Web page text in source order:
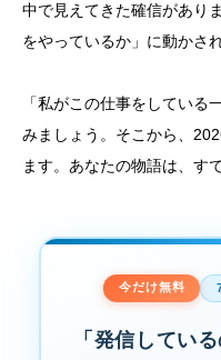
中で見えてきた確信があり
をやっているか」に動かさ
「私がこの仕事をしている
みましょう。そこから、
ます。あなたの物語は、す
今だけ無料
「発信してい